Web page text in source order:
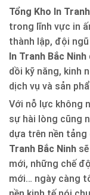
Tổng Kho In
trong lĩnh vực in
thành lập, đội
In Tranh Bắc Ninh
dồi kỹ năng, kinh
dịch vụ và sản
Với nỗ lực không
sự hài lòng cũng
dựa trên nền tảng
Tranh Bắc Ninh
mới, những chế
mới… ngày càng